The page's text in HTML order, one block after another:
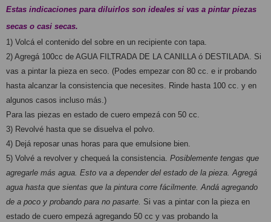
Estas indicaciones para diluirlos son ideales si vas a pintar piezas
secas o casi secas.
1) Volcá el contenido del sobre en un recipiente con tapa.
2) Agregá 100cc de AGUA FILTRADA DE LA CANILLA ó DESTILADA. Si
vas a pintar la pieza en seco. (Podes empezar con 80 cc. e ir probando
hasta alcanzar la consistencia que necesites. Rinde hasta 100 cc. y en
algunos casos incluso más.)
Para las piezas en estado de cuero empezá con 50 cc.
3) Revolvé hasta que se disuelva el polvo.
4) Dejá reposar unas horas para que emulsione bien.
5) Volvé a revolver y chequeá la consistencia. Posiblemente tengas que
agregarle más agua. Esto va a depender del estado de la pieza. Agregá
agua hasta que sientas que la pintura corre fácilmente. Andá agregando
de a poco y probando para no pasarte. Si vas a pintar con la pieza en
estado de cuero empezá agregando 50 cc y vas probando la